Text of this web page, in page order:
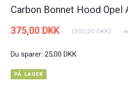
Carbon Bonnet Hood Opel
375,00 DKK (300,00 DKK)
Du sparer:25,00 DKK
PÅ LAGER